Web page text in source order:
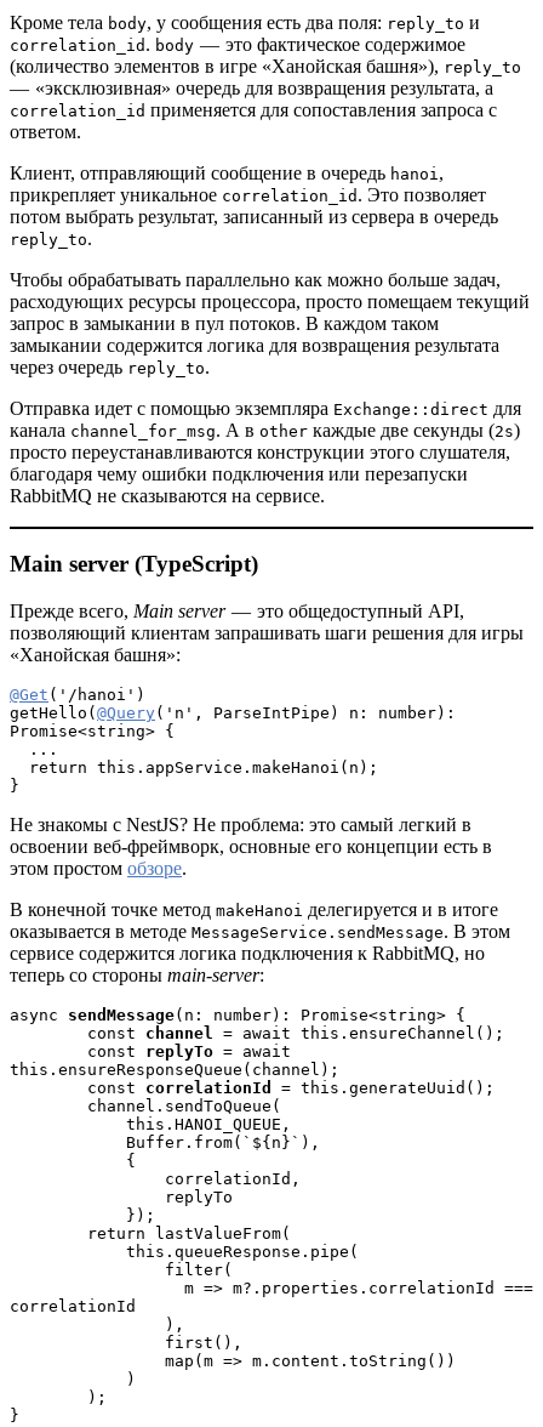
Кроме тела body, у сообщения есть два поля: reply_to и
correlation_id . body — это фактическое содержимое
(количество элементов в игре «Ханойская башня»), reply_to
— «эксклюзивная» очередь для возвращения результата, а
correlation_id применяется для сопоставления запроса с
ответом.
Клиент, отправляющий сообщение в очередь hanoi ,
прикрепляет уникальное correlation_id . Это позволяет
потом выбрать результат, записанный из сервера в очередь
reply_to.
Чтобы обрабатывать параллельно как можно больше задач,
расходующих ресурсы процессора, просто помещаем текущий
запрос в замыкании в пул потоков. В каждом таком
замыкании содержится логика для возвращения результата
через очередь reply_to.
Отправка идет с помощью экземпляра Exchange::direct для
канала channel_for_msg. А в other каждые две секунды (2s)
просто переустанавливаются конструкции этого слушателя,
благодаря чему ошибки подключения или перезапуски
RabbitMQ не сказываются на сервисе.
Main server (TypeScript)
Прежде всего, Main server— это общедоступный API,
позволяющий клиентам запрашивать шаги решения для игры
«Ханойская башня»:
@Get ('/hanoi')
getHello( @Query ('n', ParseIntPipe) n: number):
Promise<string> {
  ...
  return this.appService.makeHanoi(n);
}
Не знакомы с NestJS? Не проблема: это самый легкий в
освоении веб-фреймворк, основные его концепции есть в
этом простом обзоре.
В конечной точке метод makeHanoi делегируется и в итоге
оказывается в методе MessageService.sendMessage. В этом
сервисе содержится логика подключения к RabbitMQ, но
теперь со стороны main-server:
async sendMessage(n: number): Promise<string> {
        const
channel = await this.ensureChannel();
        const
replyTo = await
this.ensureResponseQueue(channel);
        const
correlationId = this.generateUuid();
        channel.sendToQueue(
            this.HANOI_QUEUE,
            Buffer.from(`${n}`),
            {
                correlationId,
                replyTo
            });
        return lastValueFrom(
            this.queueResponse.pipe(
                filter(
correlationId
                ),
                first(),
                map(m => m.content.toString())
            )
        );
}